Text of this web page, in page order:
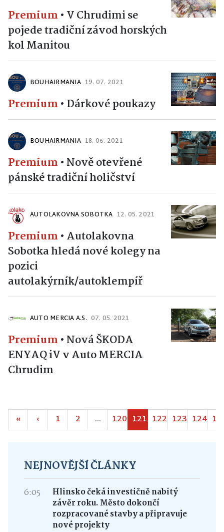
Premium • V Chrudimi se
pojede tradiční závod horských
kol Manitou
BOUHAIRMANIA 19. 07. 2021
Premium • Dárkové poukazy
BOUHAIRMANIA 18. 06. 2021
Premium • Nově otevřené
pánské tradiční holičství
AUTOLAKOVNA SOBOTKA 12. 05. 2021
Premium • Autolakovna
Sobotka hledá nové kolegy na
pozici
autolakýrník/autoklempíř
AUTO MERCIA A.S. 07. 05. 2021
Premium • Nová ŠKODA
ENYAQ iV v Auto MERCIA
Chrudim
« ‹ 1 2 ... 120 121 122 123 124
NEJNOVĚJŠÍ ČLÁNKY
6:05
Hlinsko čeká investičně nabitý
závěr roku. Město dokončí
rozpracované stavby a připravuje
nové projekty